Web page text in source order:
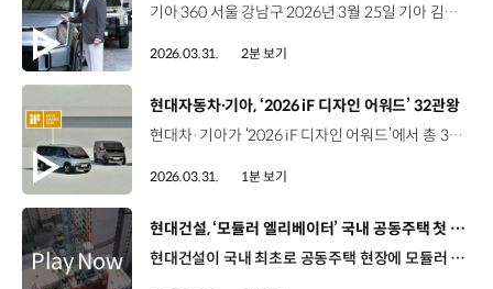
기아 360 서울 강남구 2026년 3월 25일 기아 김학준 선임 오토컨설턴트 누계 판매 대수 4,000대 달성 역대 37번째 ‘그랜드 마스터(Grand Master)’ 등극 [기아 장기판매 명예 포상 제도] 2천 대 ‘스타(Star)’3천 대 ‘마스터(Master)’4천 대 ‘그랜드 마스터(Grand Master)’5천 대 ‘그레이트 마스터(Great Master)’ 영업 현장에서 쌓아온 23년, 2002년 입사 후 연평균 164대의 판매 실적 김학준 선임 오토컨설턴트 / 기아 서부화정지점 판매라는 것은 신뢰가 아닌가 이런 생각이 듭니다. 고객들한테 신뢰를 줬고 고객들도 저에게 신뢰를 줬기 때문에 4천 대 판매를 할 수 있었던 것 같고 영광된 자리에 이렇게 올 수 있게끔 도와주신 모든 분들께 진심으로 감사드립니다. 고객과의 상호 신뢰를 바탕으로 이뤄낸 성과 ‘Grand Master’ 영예로운 칭호 부여와 함께 상패와 포상 차량 수여 오토컨설턴트의 자긍심을 높이고 건강한 경쟁을 유도하는 다양한 포상 제도 마련 기아 스타 어워즈 등 “신뢰의 힘으로 고객과의 믿음을 이어가는 기아 오토컨설턴트를 응원합니다”
2026.03.31. 2분 보기
[동영상]
현대자동차∙기아, ‘2026 iF 디자인 어워드’ 32관왕
현대차·기아가 ‘2026 iF 디자인 어워드’에서 총 32개의 상을 휩쓸어 역대 최다 수상 실적을 기록하고 글로벌 디자인 리더십을 공고히 했습니다. 제품 부문 최고상인 금상에는 ‘더 기아 PV5’가 본상에는 아이오닉 6 N과 더 기아 EV4 등이 이름을 올렸습니다. 콘셉트 부문에서는 퍼니시드 라운지와 현대 애드 기어 등이 브랜딩커뮤니케이션 부문에서는 단편영화 ‘밤낚시’, Pleos 등이 본상을 수상했는데요. 이 밖에도 실내 건축, 사용자 인터페이스 및 경험 부문 등에서 다수의 상을 받아 디자인 우수성을 인정받았습니다. 현대차·기아는 앞으로도 차별화된 디자인 철학으로 고객에게 새로운 가치와 경험을 제공하도록 노력할 예정입니다.
2026.03.31. 1분 보기
[동영상]
현대건설, ‘모듈러 엘리베이터’ 국내 공동주택 첫 적용
현대건설이 국내 최초로 공동주택 현장에 모듈러 엘리베이터를 적용했습니다. 최근 힐스테이트 송도 센터파크 현장에 설치된 모듈러 엘리베이터는 주요 설비를 사전 제작한 뒤 현장에서 조립하는 방식인데요. 공사 기간은 단축하고 작업 안전성은 높이는 혁신적인 설루션으로 평가받고 있습니다. 현대건설은 앞으로도 스마트 건설 기술 및 시공 혁신을 가속화해 건설업의 패러다임 전환을 선도할 예정입니다.